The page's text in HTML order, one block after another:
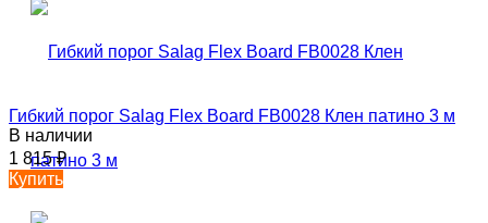
Гибкий порог Salag Flex Board FB0028 Клен патино 3 м
В наличии
1 815₽
Купить